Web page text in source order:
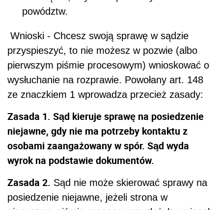
powództw.
Wnioski - Chcesz swoją sprawę w sądzie
przyspieszyć, to nie możesz w pozwie (albo
pierwszym piśmie procesowym) wnioskować o
wysłuchanie na rozprawie. Powołany art. 148
ze znaczkiem 1 wprowadza przecież zasady:
Zasada 1. Sąd kieruje sprawę na posiedzenie
niejawne, gdy nie ma potrzeby kontaktu z
osobami zaangażowany w spór. Sąd wyda
wyrok na podstawie dokumentów.
Zasada 2. Sąd nie może skierować sprawy na
posiedzenie niejawne, jeżeli strona w